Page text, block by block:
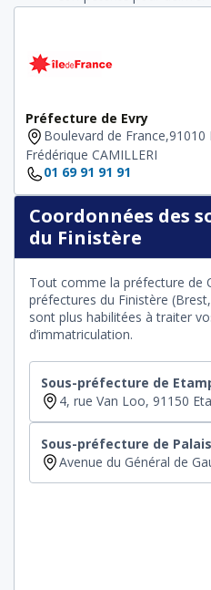
Préfecture de Evry
Boulevard de France,91010
Frédérique CAMILLERI
01 69 91 91 91
Coordonnées des
du Finistère
Tout comme la préfecture de
préfectures du Finistère
sont plus habilitées à traiter
d’immatriculation.
Sous-préfecture de
4, rue Van Loo, 91150
Sous-préfecture de
Avenue du Général de